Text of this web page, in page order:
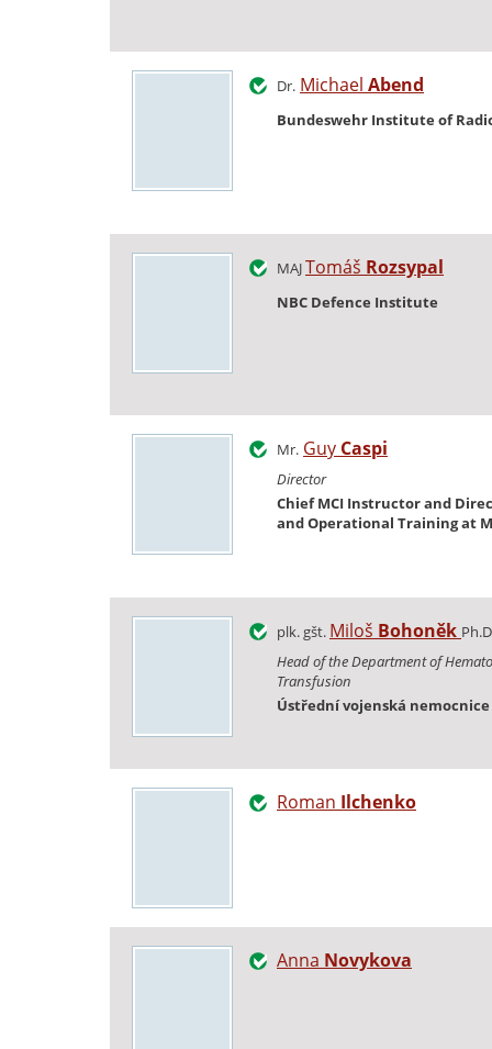
Dr. Michael Abend
Bundeswehr Institute of
MAJTomáš Rozsypal
NBC Defence Institute
Mr. Guy Caspi
Director
Chief MCI Instructor and
and Operational Training at
plk. gšt. Miloš Bohoněk
Head of the Department of
Transfusion
Ústřední vojenská
Roman Ilchenko
Anna Novykova